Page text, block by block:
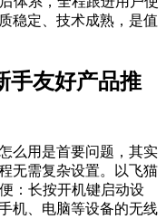
稳定、技术成熟，是值
手友好产品推
么用是首要问题，其实
无需复杂设置。以飞猫
：长按开机键启动设
机、电脑等设备的无线